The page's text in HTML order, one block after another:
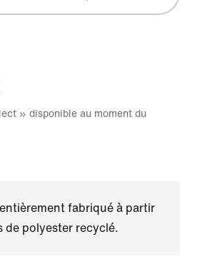
» disponible au moment du
fabriqué à partir
de polyester recyclé.